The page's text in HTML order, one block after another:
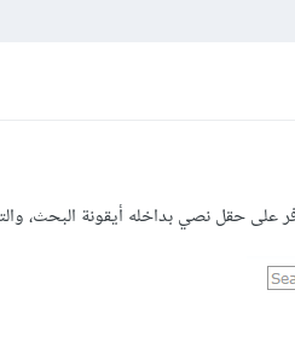
على حقل نصي بداخله أيقونة البحث،